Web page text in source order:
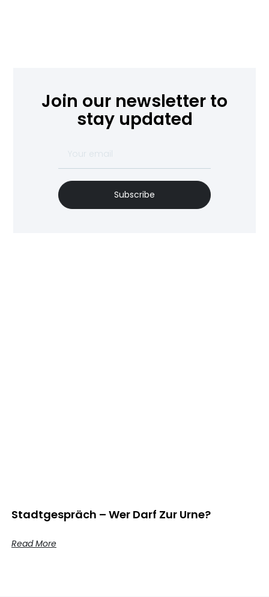
Join our newsletter to
stay updated
Subscribe
Stadtgespräch – Wer Darf Zur Urne?
Read More